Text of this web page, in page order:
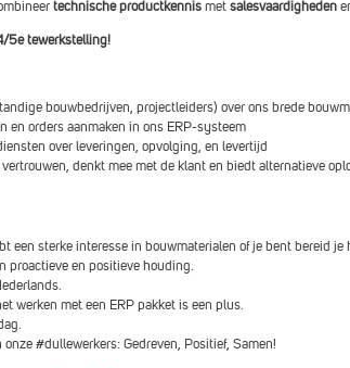
technische productkennismetsalesvaardigheden
5e tewerkstelling!
bouwbedrijven, projectleiders) over ons brede
en orders aanmaken in ons ERP-systeem
over leveringen, opvolging, en levertijd
denkt mee met de klant en biedt alternatieve
een sterke interesse in bouwmaterialen of je bent bereid je
proactieve en positieve houding.
werken met een ERP pakket is een plus.
#dullewerkers: Gedreven, Positief, Samen!